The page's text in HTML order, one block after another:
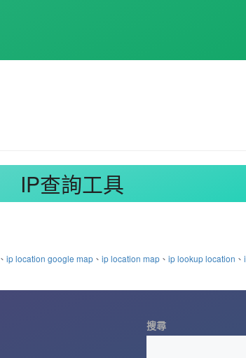
IP查詢工具
、ip location google map 、ip location map 、ip lookup location 、
搜尋